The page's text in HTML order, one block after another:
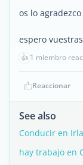
os lo
espero
👍 1 miembro
Reaccionar
See also
Conducir en
hay trabajo en